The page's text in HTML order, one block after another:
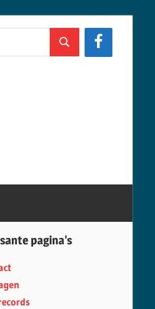
Search
pagina’s